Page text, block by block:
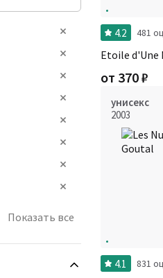
Показать все
4.2 481
Etoile d'Une
от 370₽
унисекс
2003
4.1 831